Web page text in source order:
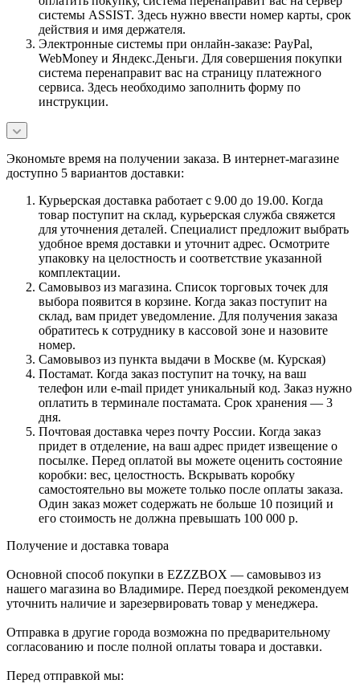
системы ASSIST. Здесь нужно ввести номер карты, срок
действия и имя держателя.
Электронные системы при онлайн-заказе: PayPal,
WebMoney и Яндекс.Деньги. Для совершения покупки
система перенаправит вас на страницу платежного
сервиса. Здесь необходимо заполнить форму по
инструкции.
Экономьте время на получении заказа. В интернет-магазине
доступно 5 вариантов доставки:
Курьерская доставка работает с 9.00 до 19.00. Когда
товар поступит на склад, курьерская служба свяжется
для уточнения деталей. Специалист предложит выбрать
удобное время доставки и уточнит адрес. Осмотрите
упаковку на целостность и соответствие указанной
комплектации.
Самовывоз из магазина. Список торговых точек для
выбора появится в корзине. Когда заказ поступит на
склад, вам придет уведомление. Для получения заказа
обратитесь к сотруднику в кассовой зоне и назовите
номер.
Самовывоз из пункта выдачи в Москве (м. Курская)
Постамат. Когда заказ поступит на точку, на ваш
телефон или e-mail придет уникальный код. Заказ нужно
оплатить в терминале постамата. Срок хранения — 3
дня.
Почтовая доставка через почту России. Когда заказ
придет в отделение, на ваш адрес придет извещение о
посылке. Перед оплатой вы можете оценить состояние
коробки: вес, целостность. Вскрывать коробку
самостоятельно вы можете только после оплаты заказа.
Один заказ может содержать не больше 10 позиций и
его стоимость не должна превышать 100 000 р.
Получение и доставка товара
Основной способ покупки в EZZZBOX — самовывоз из
нашего магазина во Владимире. Перед поездкой рекомендуем
уточнить наличие и зарезервировать товар у менеджера.
Отправка в другие города возможна по предварительному
согласованию и после полной оплаты товара и доставки.
Перед отправкой мы: